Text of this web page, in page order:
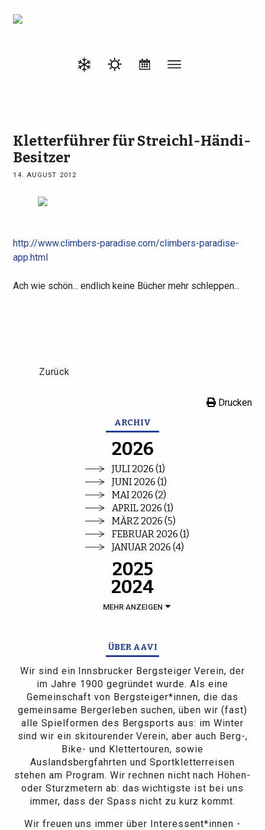
Kletterführer für Streichl-Händi-
Besitzer
14. AUGUST 2012
http://www.climbers-paradise.com/climbers-paradise-
app.html
Ach wie schön... endlich keine Bücher mehr schleppen...
Zurück
Drucken
ARCHIV
2026
JULI 2026 (1)
JUNI 2026 (1)
MAI 2026 (2)
APRIL 2026 (1)
MÄRZ 2026 (5)
FEBRUAR 2026 (1)
JANUAR 2026 (4)
2025
2024
MEHR ANZEIGEN
ÜBER AAVI
Wir sind ein Innsbrucker Bergsteiger Verein, der
im Jahre 1900 gegründet wurde. Als eine
Gemeinschaft von Bergsteiger*innen, die das
gemeinsame Bergerleben suchen, üben wir (fast)
alle Spielformen des Bergsports aus: im Winter
sind wir ein skitourender Verein, aber auch Berg-,
Bike- und Klettertouren, sowie
Auslandsbergfahrten und Sportkletterreisen
stehen am Program. Wir rechnen nicht nach Höhen-
oder Sturzmetern ab: das wichtigste ist bei uns
immer, dass der Spass nicht zu kurz kommt.
Wir freuen uns immer über Interessent*innen -